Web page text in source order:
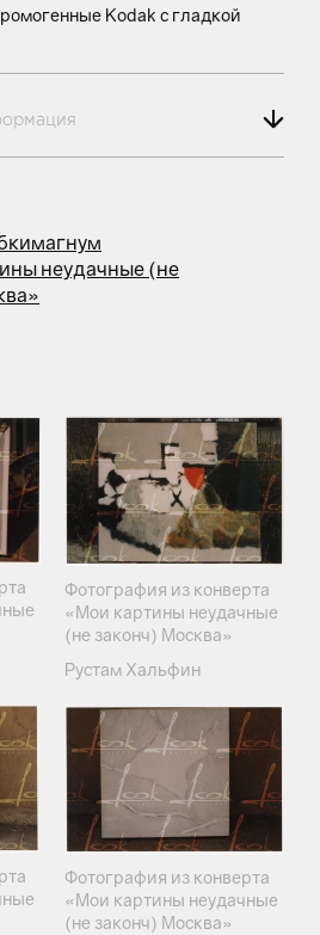
Kodak с гладкой
магнум
неудачные (не
Фотография из конверта
«Мои картины неудачные
(не законч) Москва»
Рустам Хальфин
Фотография из конверта
«Мои картины неудачные
(не законч) Москва»